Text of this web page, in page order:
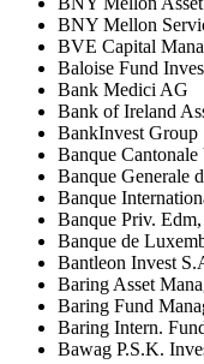
BNY Mellon
BVE Capital
Baloise Fund
Bank Medici AG
Bank of Ireland
BankInvest Group
Banque Cantonale
Banque Generale
Banque
Banque Priv.
Banque de
Bantleon Invest
Baring Asset
Baring Fund
Baring Intern.
Bawag P.S.K.